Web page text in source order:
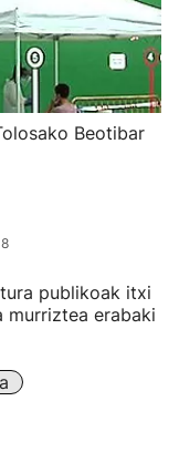
Beotibar
publikoak itxi
murriztea erabaki